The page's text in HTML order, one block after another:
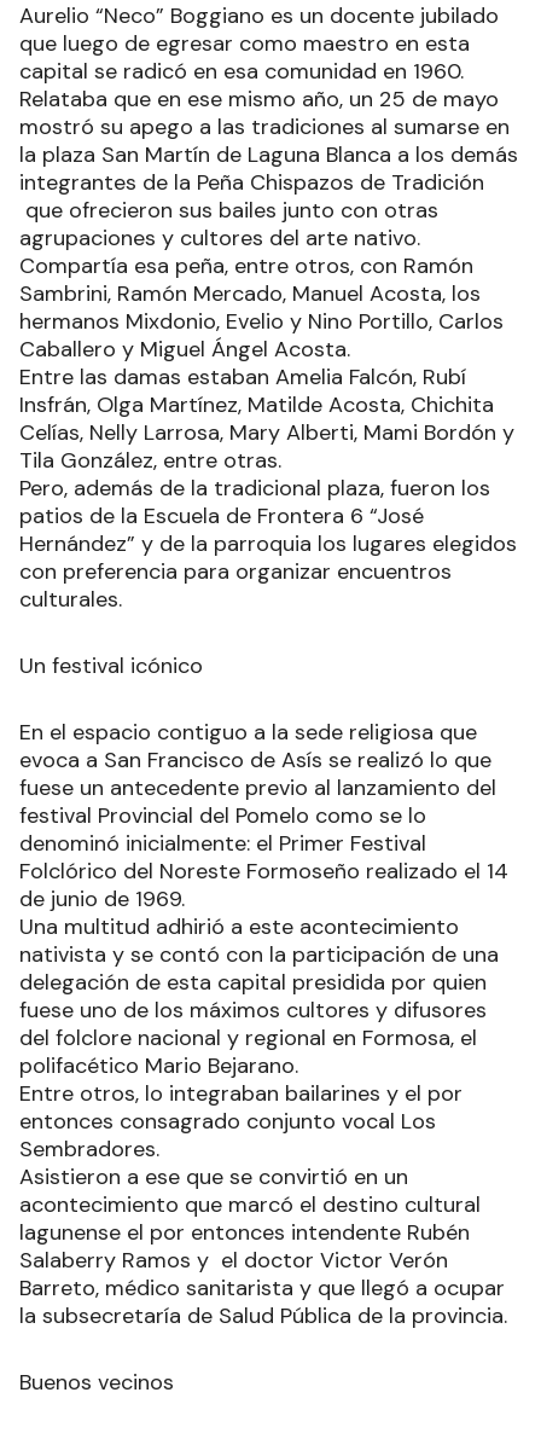
Aurelio “Neco” Boggiano es un docente jubilado
que luego de egresar como maestro en esta
capital se radicó en esa comunidad en 1960.
Relataba que en ese mismo año, un 25 de mayo
mostró su apego a las tradiciones al sumarse en
la plaza San Martín de Laguna Blanca a los demás
integrantes de la Peña Chispazos de Tradición
que ofrecieron sus bailes junto con otras
agrupaciones y cultores del arte nativo.
Compartía esa peña, entre otros, con Ramón
Sambrini, Ramón Mercado, Manuel Acosta, los
hermanos Mixdonio, Evelio y Nino Portillo, Carlos
Caballero y Miguel Ángel Acosta.
Entre las damas estaban Amelia Falcón, Rubí
Insfrán, Olga Martínez, Matilde Acosta, Chichita
Celías, Nelly Larrosa, Mary Alberti, Mami Bordón y
Tila González, entre otras.
Pero, además de la tradicional plaza, fueron los
patios de la Escuela de Frontera 6 “José
Hernández” y de la parroquia los lugares elegidos
con preferencia para organizar encuentros
culturales.
Un festival icónico
En el espacio contiguo a la sede religiosa que
evoca a San Francisco de Asís se realizó lo que
fuese un antecedente previo al lanzamiento del
festival Provincial del Pomelo como se lo
denominó inicialmente: el Primer Festival
Folclórico del Noreste Formoseño realizado el 14
de junio de 1969.
Una multitud adhirió a este acontecimiento
nativista y se contó con la participación de una
delegación de esta capital presidida por quien
fuese uno de los máximos cultores y difusores
del folclore nacional y regional en Formosa, el
polifacético Mario Bejarano.
Entre otros, lo integraban bailarines y el por
entonces consagrado conjunto vocal Los
Sembradores.
Asistieron a ese que se convirtió en un
acontecimiento que marcó el destino cultural
lagunense el por entonces intendente Rubén
Salaberry Ramos y el doctor Victor Verón
Barreto, médico sanitarista y que llegó a ocupar
la subsecretaría de Salud Pública de la provincia.
Buenos vecinos